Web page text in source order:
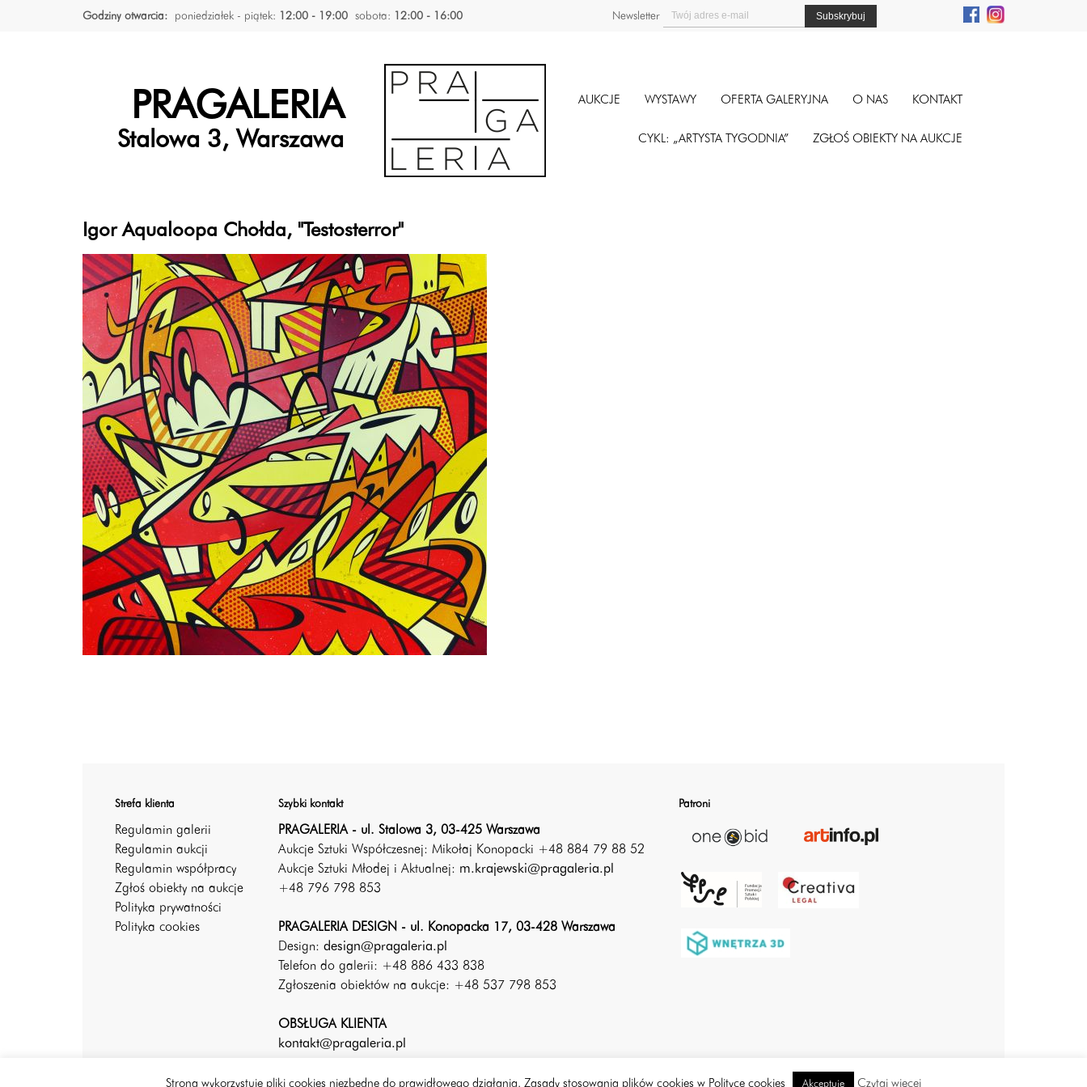
Godziny otwarcia: poniedziałek - piątek: 12:00 - 19:00 sobota: 12:00 - 16:00 Newsletter
PRAGALERIA
Stalowa 3, Warszawa
AUKCJE WYSTAWY OFERTA GALERYJNA O NAS KONTAKT
CYKL: „ARTYSTA TYGODNIA” ZGŁOŚ OBIEKTY NA AUKCJE
Igor Aqualoopa Chołda, "Testosterror"
Strefa klienta
Regulamin galerii
Regulamin aukcji
Regulamin współpracy
Zgłoś obiekty na aukcje
Polityka prywatności
Polityka cookies
Szybki kontakt
PRAGALERIA - ul. Stalowa 3, 03-425 Warszawa
Aukcje Sztuki Współczesnej: Mikołaj Konopacki +48 884 79 88 52
Aukcje Sztuki Młodej i Aktualnej: m.krajewski@pragaleria.pl
+48 796 798 853
PRAGALERIA DESIGN - ul. Konopacka 17, 03-428 Warszawa
Design: design@pragaleria.pl
Telefon do galerii: +48 886 433 838
Zgłoszenia obiektów na aukcje: +48 537 798 853
OBSŁUGA KLIENTA
kontakt@pragaleria.pl
Patroni
Strona wykorzystuje pliki cookies niezbędne do prawidłowego działania. Zasady stosowania plików cookies w Polityce cookies Akceptuję Czytaj więcej